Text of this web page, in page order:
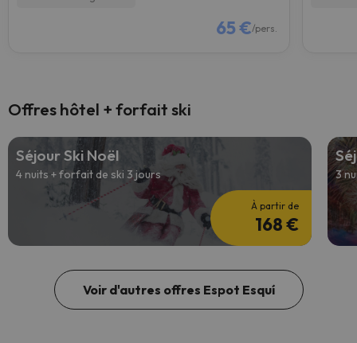
65 €/pers.
Offres hôtel + forfait ski
Séjour Ski Noël
4 nuits + forfait de ski 3 jours
À partir de
168 €
3
Voir d'autres offres Espot Esquí